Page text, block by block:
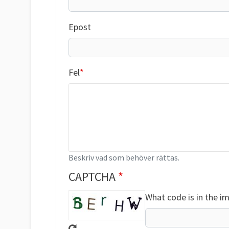
Epost
Fel
Beskriv vad som behöver rättas.
CAPTCHA
What code is in the